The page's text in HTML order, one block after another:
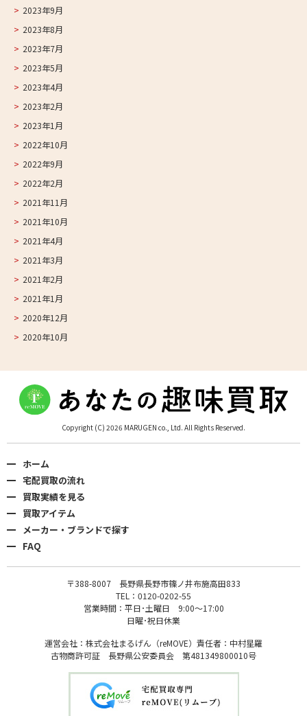
2023年9月
2023年8月
2023年7月
2023年5月
2023年4月
2023年2月
2023年1月
2022年10月
2022年9月
2022年2月
2021年11月
2021年10月
2021年4月
2021年3月
2021年2月
2021年1月
2020年12月
2020年10月
Copyright (C) 2026 MARUGEN co., Ltd. All Rights Reserved.
ホーム
宅配買取の流れ
買取実績を見る
買取アイテム
メーカー・ブランドで探す
FAQ
〒388-8007 長野県長野市篠ノ井布施高田833
TEL：0120-0202-55
営業時間：平日･土曜日 9:00〜17:00
日曜･祝日休業
運営会社：株式会社まるげん（reMOVE）責任者：中村星羅
古物商許可証 長野県公安委員会 第481349800010号